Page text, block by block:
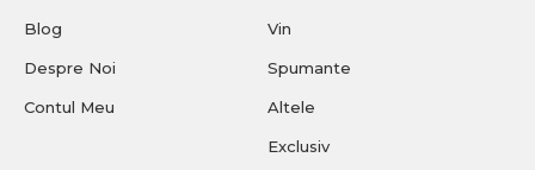
Blog
Despre Noi
Contul Meu
Vin
Spumante
Altele
Exclusiv